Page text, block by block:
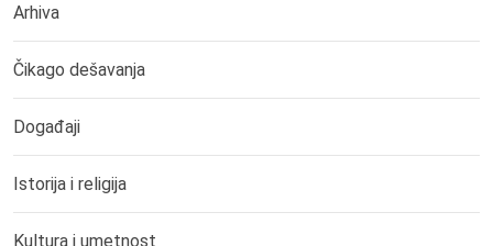
Arhiva
Čikago dešavanja
Događaji
Istorija i religija
Kultura i umetnost